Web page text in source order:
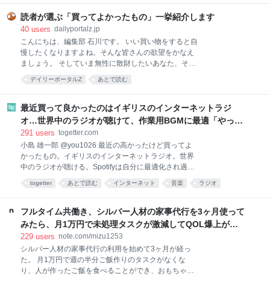
調理するのは、面倒くさい。特に夏は外出するのも調
理するのも暑くて億劫。そんなときでも、手軽に本格
麻婆豆腐が味わえるのがこちらの商品です。 熱湯で約
4〜5分あたためて（電子レンジであたためる場合は
500Wで約2分）、ご飯にかけるだけ。初めて食べたと
きは、正
読者が選ぶ「買ってよかったもの」一挙紹介します
40 users dailyportalz.jp
こんにちは、編集部 石川です。 いい買い物をすると自
慢したくなりますよね。そんな皆さんの欲望をかなえ
ましょう。 そしていま無性に散財したいあなた、そん
主義の手先となった我々人類にもたらされる癒しのひ
もの」です。 ただいまAmazonが7/13(月)いっぱいま
で、プライムデーの大型セール中（現在は先行セー
ル）なので、琴線に触れた方はどしどしお買い求めく
ださい。 ※このページのリンクからご購入いただくと
一部収益がサイトに還元され運営費になります。あり
がとうございます！
デイリーポータルZ あとで読む
最近買って良かったのはイギリスのインターネットラジ
オ…世界中のラジオが聴けて、作業用BGMに最適「やっぱ
り物理的な機械」「この質感で鎮座してくれるのがいい」
291 users togetter.com
小島 雄一郎 @you1026 最近の高かったけど買ってよ
かったもの。イギリスのインターネットラジオ。世界
中のラジオが聴ける。Spotifyは自分に最適化され過ぎ
と、その国の雰囲気とかと一緒に音楽が流れてくる。
こっちがいい。 pic.x.com/Qf4rbfrpij 2026-06-28
10:48:11
togetter あとで読む インターネット 音楽 ラジオ
フルタイム共働き、シルバー人材の家事代行を3ヶ月使って
みたら、月1万円で未処理タスクが激減してQOL爆上がり
した話。｜みず
229 users note.com/mizu1253
シルバー人材の家事代行の利用を始めて3ヶ月が経っ
た。 月1万円で週の半分ご飯作りのタスクがなくな
り、人が作ったご飯を食べることができ、おもちゃが